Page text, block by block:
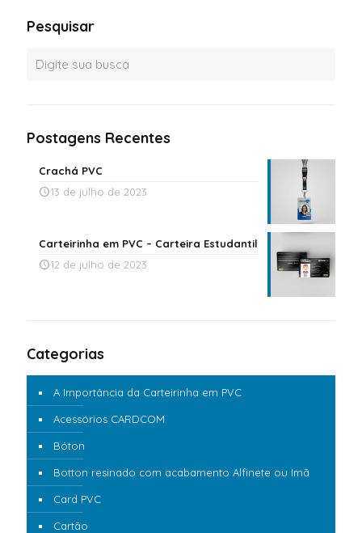
Pesquisar
Postagens Recentes
Crachá PVC
13 de julho de 2023
Carteirinha em PVC – Carteira Estudantil
12 de julho de 2023
Categorias
A Importância da Carteirinha em PVC
Acessórios CARDCOM
Bóton
Botton resinado com acabamento Alfinete ou Imã
Card PVC
Cartão